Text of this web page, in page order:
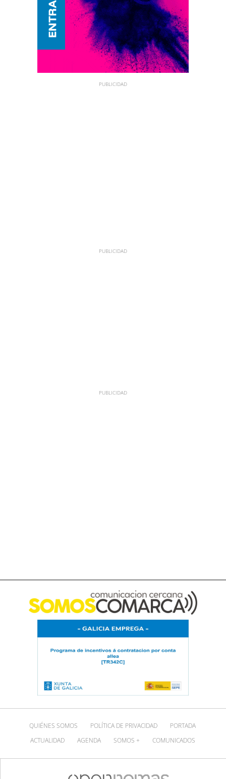
QUIÉNES SOMOS POLÍTICA DE PRIVACIDAD
PORTADA
ACTUALIDAD
AGENDA SOMOS + COMUNICADOS